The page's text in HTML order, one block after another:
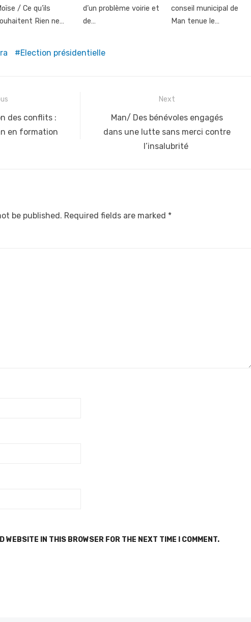
/ Ce qu’ils
Rien ne…
d’un problème voirie et
de…
conseil municipal de
Man tenue le…
Election présidentielle
des conflits :
en formation
Next
Next
post:
Man/ Des bénévoles engagés
dans une lutte sans merci contre
l’insalubrité
be published. Required fields are marked *
WEBSITE IN THIS BROWSER FOR THE NEXT TIME I COMMENT.